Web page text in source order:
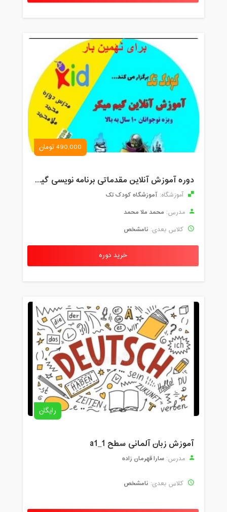
490,000 تومان
دوره آموزش آنلاین مقدماتی برنامه نویسی گیم میکر کودک و نوجوان (برای نهمین بار) کودک تک
آموزشگاه: آموزشگاه کودک تک
مدرس: محمد ملا محمد
کلاس بعدی: نامشخص
خرید دوره
رایگان
آموزش زبان آلمانی سطح a1_1
مدرس: سارا قهرمان زاده
کلاس بعدی: نامشخص